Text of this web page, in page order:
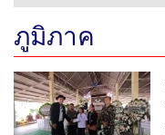
ภูมิภาค